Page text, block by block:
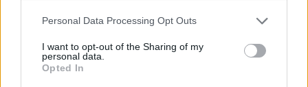
Personal Data Processing Opt Outs
I want to opt-out of the Sharing of my
personal data.
Opted In